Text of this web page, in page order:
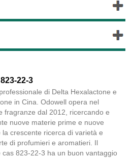
22-3
di Delta Hexalactone e
in Cina. Odowell opera nel
fragranze dal 2012, ricercando e
nuove materie prime e nuove
crescente ricerca di varietà e
di profumieri e aromatieri. Il
823-22-3 ha un buon vantaggio